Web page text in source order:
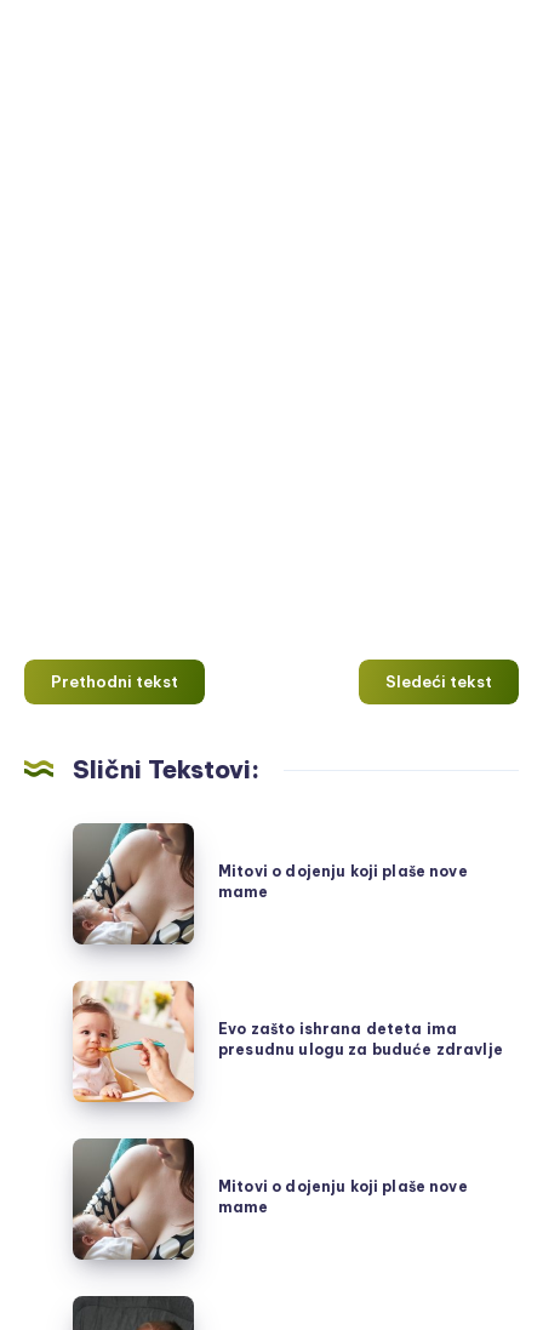
Prethodni tekst Sledeći tekst
Slični Tekstovi:
Mitovi
dojenju
koji
plaše
nove
mame
Mitovi o dojenju koji plaše nove
mame
Evo
zašto
ishrana
deteta
ima
presudnu
ulogu
za
buduće
zdravlje
Evo zašto ishrana deteta ima
presudnu ulogu za buduće zdravlje
Mitovi
dojenju
koji
plaše
nove
Mitovi o dojenju koji plaše nove
mame
7